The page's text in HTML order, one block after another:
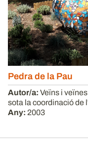
Pedra de la Pau
Autor/a: Veïns i
sota la coordinació de
Any: 2003